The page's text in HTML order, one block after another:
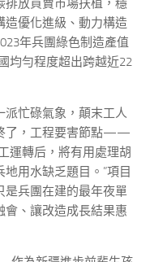
排放買賣市場扶植，穩
造優化進級、動力構造
年兵團綠色制造產值
均勻程度超出跨越近22
派忙碌氣象，顛末工人
了，工程要害節點——
運轉后，將有用處理胡
用水缺乏題目。”項目
是兵團在建的最年夜單
會、讓改造成長結果惠